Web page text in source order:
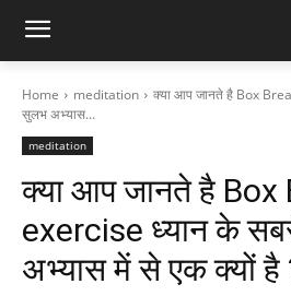
Home meditation
क्या आप जानते है Box
सुलभ अभ्यास...
meditation
क्या आप जानते है
exercise ध्यान के
अभ्यास में से एक क्यों है